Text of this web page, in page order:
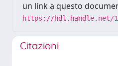
un link a questo
https://hdl.handle.net/
Citazioni